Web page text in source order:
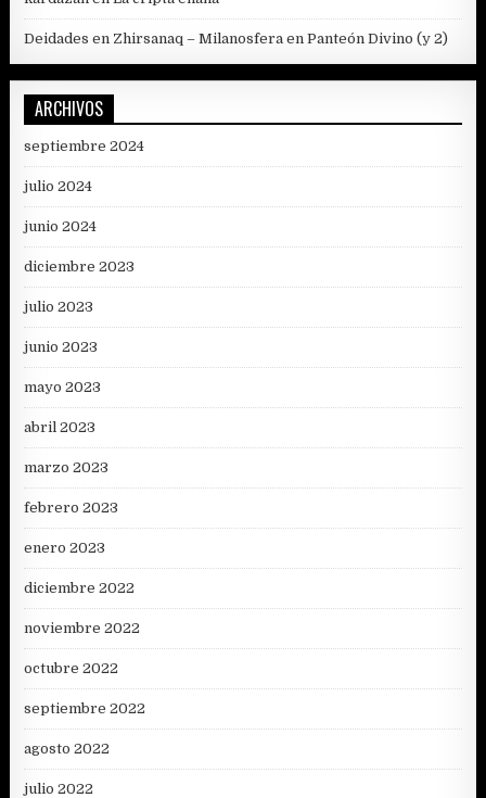
Deidades en Zhirsanaq – Milanosfera enPanteón Divino (y 2)
ARCHIVOS
septiembre 2024
julio 2024
junio 2024
diciembre 2023
julio 2023
junio 2023
mayo 2023
abril 2023
marzo 2023
febrero 2023
enero 2023
diciembre 2022
noviembre 2022
octubre 2022
septiembre 2022
agosto 2022
julio 2022